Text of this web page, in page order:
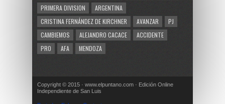
PRIMERA DIVISION
ARGENTINA
CRISTINA FERNÁNDEZ DE KIRCHNER
AVANZAR
PJ
CAMBIEMOS
ALEJANDRO CACACE
ACCIDENTE
PRO
AFA MENDOZA
Copyright © 2015 · www.elpuntano.com · Edición Online
Independiente de San Luis